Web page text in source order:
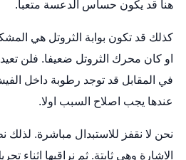
هنا قد يكون حساس الدعسة متعبا.
كذلك قد تكون بوابة الثروتل هي
او كان محرك الثروتل ضعيفا. فلن
في المقابل قد توجد رطوبة داخل
عندها يجب اصلاح السبب اولا.
نحن لا نقفز للاستبدال مباشرة. لذلك
الاشارة وهي ثابتة. ثم نراقبها اثناء